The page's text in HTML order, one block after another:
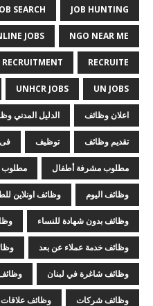
JOB HUNTING
SEARCH
NGO NEAR ME
JOBS
RECRUITE
RECRUITMENT
UN JOBS
UNHCR JOBS
اعلان وظائف الدليل المدني
تقديم وظائف توظيف فى
مطلوب مشرفة أطفال مطلوب
وظائف اليوم وظائف اونلاين
وظائف بدون شهادة للنساء
وظائف خدمة عملاء عن بعد
وظائف شاغرة في لبنان
وظائف شركات وظائف